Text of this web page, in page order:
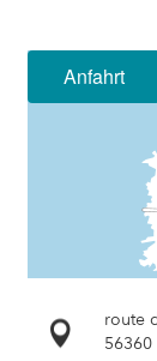
Anfahrt
route
56360